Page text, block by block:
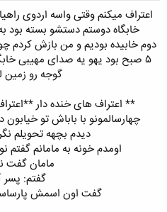
اعتراف میکنم وقتی واسه اردوی
خابگاه دوستم دستشو بسته
دوم خابیده بودیم و من بازش کردم
۵ صبح بود یهو یه صدای مهیبی
گوجه رو زمین
** اعتراف های خنده دار
چهارسالمونو با باباش تو
دیدم بچهه تحویلم
اومدم خونه به مامانم گفتم
مامان گفت
گفتم: پسر
گفت اون اسمش